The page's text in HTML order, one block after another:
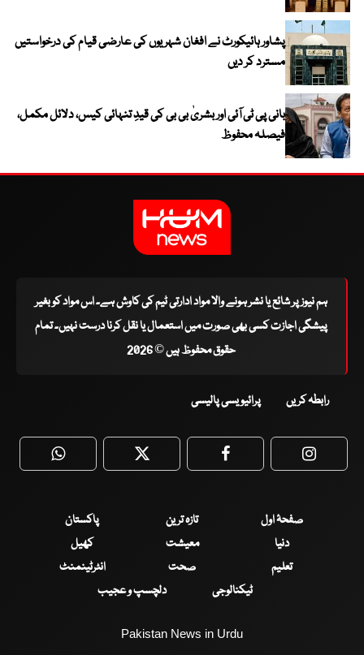
پشاور ہائیکورٹ نے افغان شہریوں کی عارضی قیام کی درخواستیں
مسترد کر دیں
بانی پی ٹی آئی اور بشریٰ بی بی کی قیدِ تنہائی کیس، دلائل مکمل،
فیصلہ محفوظ
ہم نیوز پر شائع یا نشر ہونے والا مواد ادارتی ٹیم کی کاوش ہے۔ اس مواد کو بغیر
پیشگی اجازت کسی بھی صورت میں استعمال یا نقل کرنا درست نہیں۔ تمام
حقوق محفوظ ہیں © 2026
رابطہ کریں پرائیویسی پالیسی
WhatsApp Twitter Facebook
صفحۂ اول تازہ ترین
پاکستان
دنیا
معیشت
کھیل
تعلیم
صحت
انٹرٹینمنٹ
ٹیکنالوجی
دلچسپ و عجیب
Pakistan News in Urdu